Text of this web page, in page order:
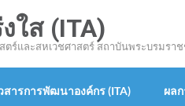
ใส (ITA)
ร์และสหเวชศาสตร์ สถาบันพระบรมรา
สารการพัฒนาองค์กร (ITA) ผล